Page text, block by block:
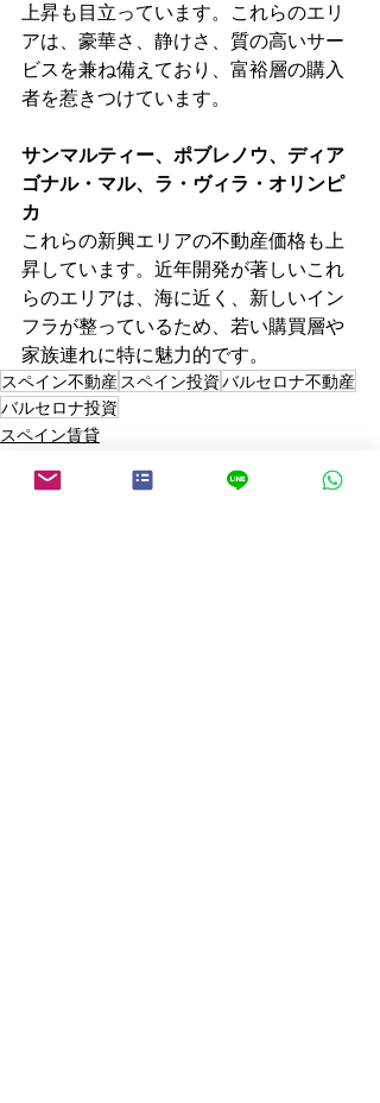
上昇も目立っています。これらのエリ
アは、豪華さ、静けさ、質の高いサー
ビスを兼ね備えており、富裕層の購入
者を惹きつけています。
サンマルティー、ポブレノウ、ディア
ゴナル・マル、ラ・ヴィラ・オリンピ
カ
これらの新興エリアの不動産価格も上
昇しています。近年開発が著しいこれ
らのエリアは、海に近く、新しいイン
フラが整っているため、若い購買層や
家族連れに特に魅力的です。
スペイン不動産スペイン投資バルセロナ不動産
バルセロナ投資
スペイン賃貸
スペイン魅力